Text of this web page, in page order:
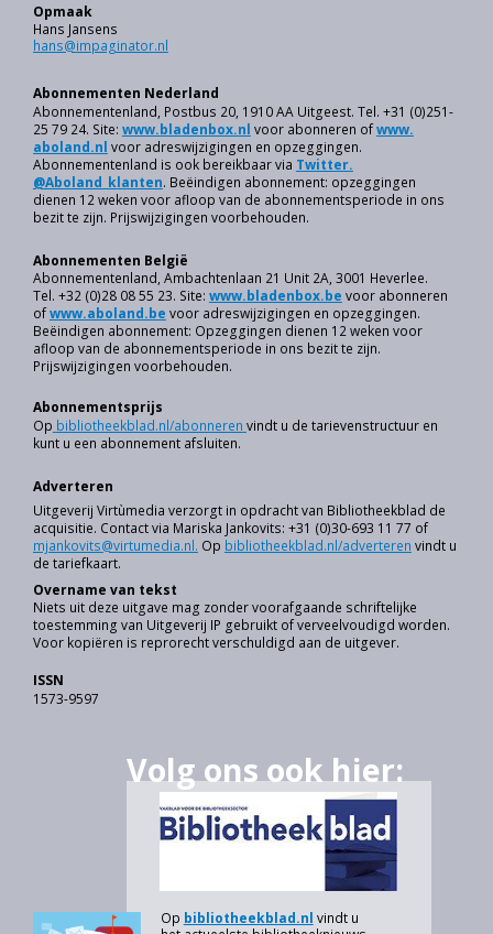
Op bibliotheekblad.nl vindt u
Volg ons ook hier:
1573-9597
ISSN
Niets uit deze uitgave mag zonder voorafgaande schriftelijke
toestemming van Uitgeverij IP gebruikt of verveelvoudigd worden.
Voor kopiëren is reprorecht verschuldigd aan de uitgever.
Overname van tekst
Uitgeverij Virtùmedia verzorgt in opdracht van Bibliotheekblad de
acquisitie. Contact via Mariska Jankovits: +31 (0)30-693 11 77 of
mjankovits@virtumedia.nl. Op bibliotheekblad.nl/adverteren vindt u
de tariefkaart.
Adverteren
Op bibliotheekblad.nl/abonneren vindt u de tarievenstructuur en
kunt u een abonnement afsluiten.
Abonnementsprijs
Abonnementenland, Ambachtenlaan 21 Unit 2A, 3001 Heverlee.
Tel. +32 (0)28 08 55 23. Site: www.bladenbox.be voor abonneren
ofwww.aboland.be voor adreswijzigingen en opzeggingen.
Beëindigen abonnement: Opzeggingen dienen 12 weken voor
afloop van de abonnementsperiode in ons bezit te zijn.
Prijswijzigingen voorbehouden.
Abonnementen België
Abonnementenland, Postbus 20, 1910 AA Uitgeest. Tel. +31 (0)251-
25 79 24. Site: www.bladenbox.nl voor abonneren ofwww.
aboland.nl voor adreswijzigingen en opzeggingen.
Abonnementenland is ook bereikbaar via Twitter.
@Aboland_klanten. Beëindigen abonnement: opzeggingen
dienen 12 weken voor afloop van de abonnements­periode in ons
bezit te zijn. Prijswijzigingen voorbehouden.
Abonnementen Nederland
Hans Jansens
hans@impaginator.nl
Opmaak